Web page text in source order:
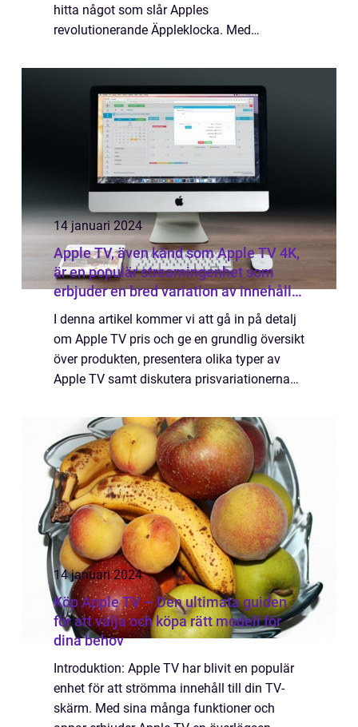
hitta något som slår Apples
revolutionerande Äppleklocka. Med
blivit en favorit hos många. En av dessa
funktioner är att...
14 januari 2024
Apple TV, även känd som Apple TV 4K,
är en populär streamingenhet som
erbjuder en bred variation av innehåll
och funktioner för att förbättra din TV-
I denna artikel kommer vi att gå in på detalj
om Apple TV pris och ge en grundlig översikt
över produkten, presentera olika typer av
Apple TV samt diskutera prisvariationerna
över Apple TV pris Apple TV pri...
14 januari 2024
Köp Apple TV – Den ultimata guiden
för att välja och köpa rätt modell för
dina behov
Introduktion: Apple TV har blivit en populär
enhet för att strömma innehåll till din TV-
skärm. Med sina många funktioner och